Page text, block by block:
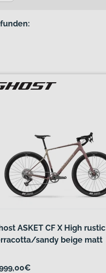
ASKET CF X High rustic
sandy beige matt